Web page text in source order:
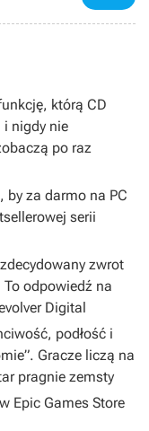
którą CD
i nigdy nie
po raz
by za darmo na PC
serii
zwrot
odpowiedź na
Digital
podłość i
Gracze liczą na
pragnie zemsty
Epic Games Store